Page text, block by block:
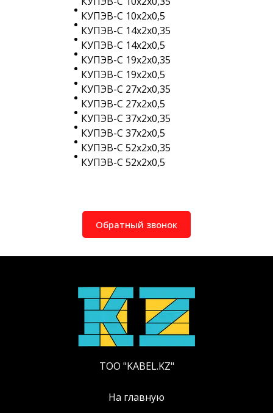
КУПЭВ-С 10х2х0,5
КУПЭВ-С 14х2х0,35
КУПЭВ-С 14х2х0,5
КУПЭВ-С 19х2х0,35
КУПЭВ-С 19х2х0,5
КУПЭВ-С 27х2х0,35
КУПЭВ-С 27х2х0,5
КУПЭВ-С 37х2х0,35
КУПЭВ-С 37х2х0,5
КУПЭВ-С 52х2х0,35
КУПЭВ-С 52х2х0,5
Обратный звонок
ТОО "KABEL.KZ"
На главную